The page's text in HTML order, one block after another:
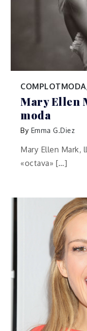
COMPLOTMODA
Mary Ellen
moda
By Emma G.Diez
Mary Ellen Mark,
«octava» […]